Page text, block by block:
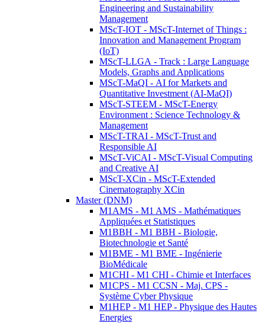
Engineering and Sustainability
Management
MScT-IOT - MScT-Internet of Things :
Innovation and Management Program
(IoT)
MScT-LLGA - Track : Large Language
Models, Graphs and Applications
MScT-MaQI - AI for Markets and
Quantitative Investment (AI-MaQI)
MScT-STEEM - MScT-Energy
Environment : Science Technology &
Management
MScT-TRAI - MScT-Trust and
Responsible AI
MScT-ViCAI - MScT-Visual Computing
and Creative AI
MScT-XCin - MScT-Extended
Cinematography XCin
Master (DNM)
M1AMS - M1 AMS - Mathématiques
Appliquées et Statistiques
M1BBH - M1 BBH - Biologie,
Biotechnologie et Santé
M1BME - M1 BME - Ingénierie
BioMédicale
M1CHI - M1 CHI - Chimie et Interfaces
M1CPS - M1 CCSN - Maj. CPS -
Système Cyber Physique
M1HEP - M1 HEP - Physique des Hautes
Energies